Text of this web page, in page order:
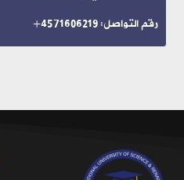
رقم التواصل: 4571606219+